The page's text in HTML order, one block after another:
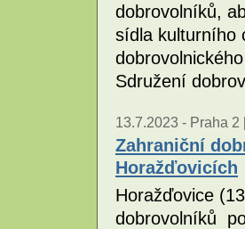
dobrovolníků,
sídla kulturního
Sdružení
13.7.2023 - Praha 2
Zahraniční
Horažďovicích
Horažďovice
dobrovolníků